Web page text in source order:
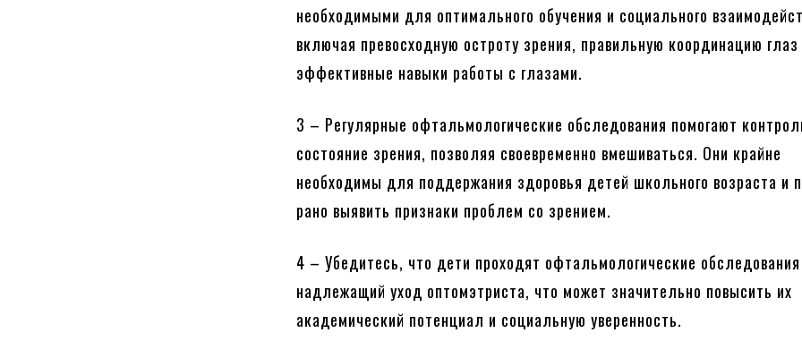
необходимыми для оптимального обучения и социального
включая превосходную остроту зрения, правильную координацию глаз
эффективные навыки работы с глазами.
3 – Регулярные офтальмологические обследования помогают
состояние зрения, позволяя своевременно вмешиваться. Они крайне
необходимы для поддержания здоровья детей школьного возраста и
рано выявить признаки проблем со зрением.
4 – Убедитесь, что дети проходят офтальмологические
надлежащий уход оптомэтриста, что может значительно повысить их
академический потенциал и социальную уверенность.